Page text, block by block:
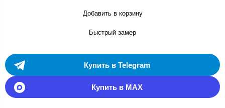
Добавить в корзину
Быстрый замер
Купить в Telegram
Купить в MAX